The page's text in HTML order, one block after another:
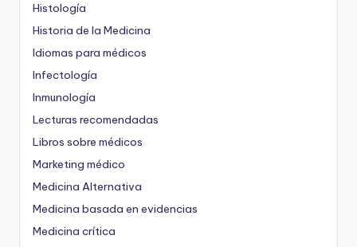
Histología
Historia de la Medicina
Idiomas para médicos
Infectología
Inmunología
Lecturas recomendadas
Libros sobre médicos
Marketing médico
Medicina Alternativa
Medicina basada en evidencias
Medicina crítica